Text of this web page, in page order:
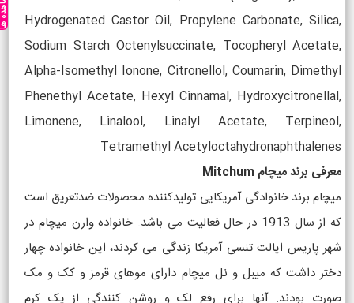
Hydrogenated Castor Oil, Propylene Carbonate, Silica,
Sodium Starch Octenylsuccinate, Tocopheryl Acetate,
Alpha-Isomethyl Ionone, Citronellol, Coumarin, Dimethyl
Phenethyl Acetate, Hexyl Cinnamal, Hydroxycitronellal,
Limonene, Linalool, Linalyl Acetate, Terpineol,
Tetramethyl Acetyloctahydronaphthalenes
معرفی برند میچام Mitchum
میچام برند خانوادگی آمریکایی تولیدکننده محصولات ضدتعریق است
که از سال 1913 در حال فعالیت می باشد. خانواده وارن میچام در
شهر پاریس ایالت تنسی آمریکا زندگی می کردند، این خانواده چهار
دختر داشت که میبل و نل میچام دارای موهای قرمز و کک و مک
صورت بودند. آنها برای رفع لک و روشن کنندگی از یک کرم